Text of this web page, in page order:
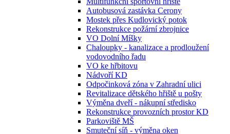
Autobusová zastávka Cerony
Mostek přes Kudlovický potok
Rekonstrukce požární zbrojnice
VO Dolní Míšky
Chaloupky - kanalizace a prodloužení
vodovodního řadu
VO ke hřbitovu
Nádvoří KD
Odpočinková zóna v Zahradní ulici
Revitalizace dětského hřiště u pošty
Výměna dveří - nákupní středisko
Rekonstrukce provozních prostor KD
Parkoviště MŠ
Smuteční síň - výměna oken